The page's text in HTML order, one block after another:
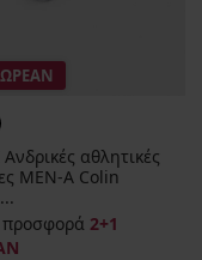
Ανδρικές αθλητικές
MEN-A Colin
προσφορά 2+1